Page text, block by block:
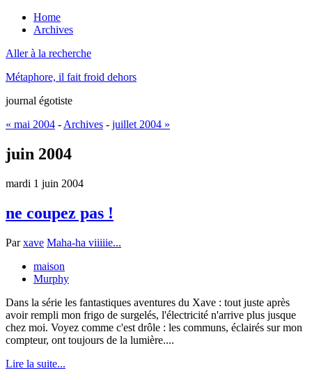
Home
Archives
Aller à la recherche
Métaphore, il fait froid dehors
journal égotiste
« mai 2004 - Archives - juillet 2004 »
juin 2004
mardi 1 juin 2004
ne coupez pas !
Parxave Maha-ha viiiiie...
maison
Murphy
Dans la série les fantastiques aventures du Xave : tout juste après
avoir rempli mon frigo de surgelés, l'électricité n'arrive plus jusque
chez moi. Voyez comme c'est drôle : les communs, éclairés sur mon
compteur, ont toujours de la lumière....
Lire la suite...